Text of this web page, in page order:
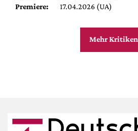
Premiere:
17.04.2026 (UA)
Mehr Kritiken